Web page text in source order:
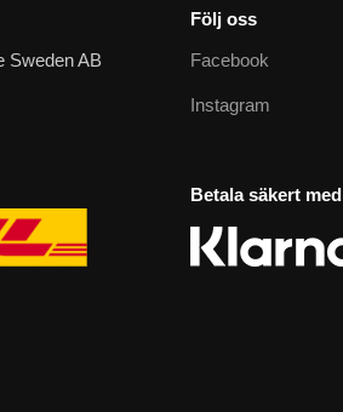
Sweden AB
Följ oss
Facebook
Instagram
Betala säkert med